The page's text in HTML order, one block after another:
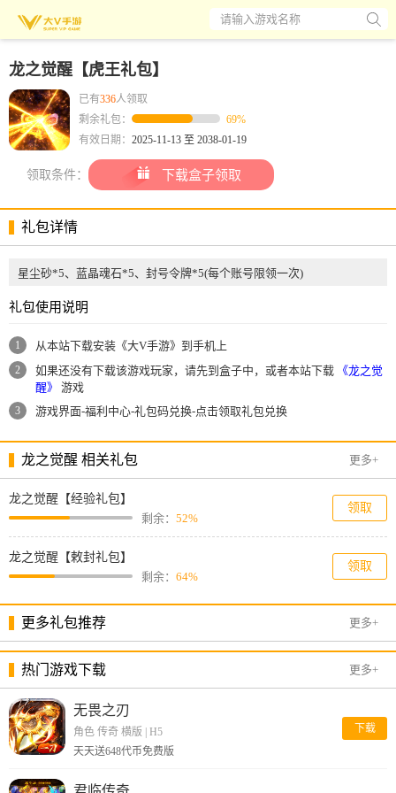
请输入游戏名称
龙之觉醒【虎王礼包】
已有336人领取
剩余礼包：
69%
有效日期： 2025-11-13 至 2038-01-19
领取条件： 下载盒子领取
礼包详情
星尘砂*5、蓝晶魂石*5、封号令牌*5(每个账号限领一次)
礼包使用说明
1 从本站下载安装《大V手游》到手机上
2 如果还没有下载该游戏玩家，请先到盒子中，或者本站下载
《龙之觉
醒》
游戏
3 游戏界面-福利中心-礼包码兑换-点击领取礼包兑换
龙之觉醒 相关礼包 更多+
龙之觉醒【经验礼包】
剩余： 52%
领取
龙之觉醒【敕封礼包】
剩余： 64%
领取
更多礼包推荐 更多+
热门游戏下载 更多+
无畏之刃
角色 传奇 横版
H5
天天送648代币免费版
下载